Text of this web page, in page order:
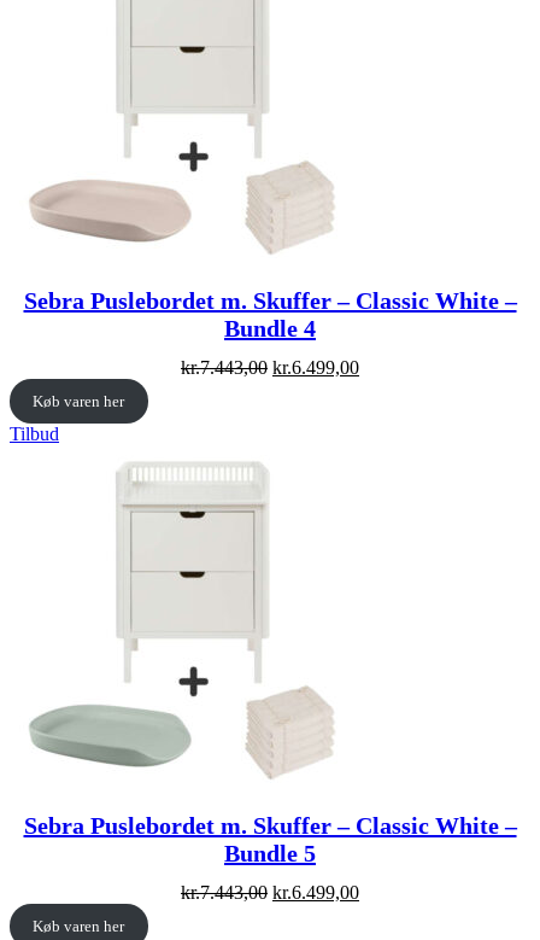
Sebra Puslebordet m. Skuffer – Classic White –
Bundle 4
kr.7.443,00 Original
kr.6.499,00Current
Køb varen her
Tilbud
Sebra Puslebordet m. Skuffer – Classic White –
Bundle 5
kr.7.443,00 Original
kr.6.499,00Current
Køb varen her